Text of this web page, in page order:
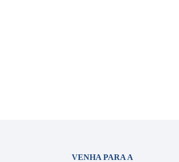
VENHA PARA A